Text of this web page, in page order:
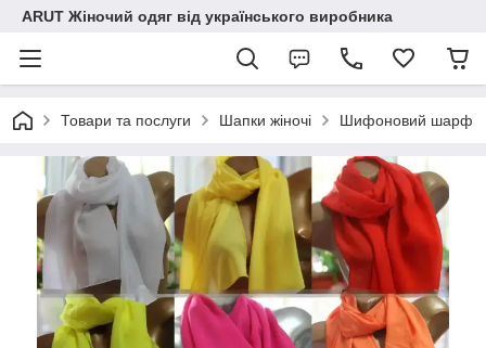
ARUT Жіночий одяг від українського виробника
Товари та послуги Шапки жіночі Шифоновий шарф